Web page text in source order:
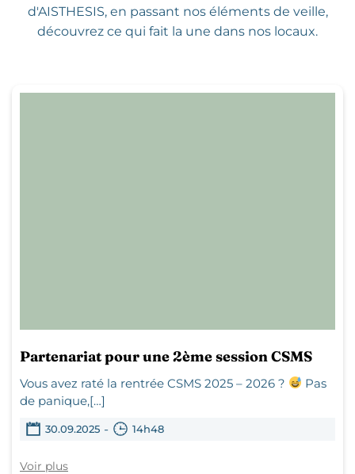
d'AISTHESIS,en passant nos éléments de veille,
découvrez ce qui fait la une dans nos locaux.
Partenariat pour une 2ème session CSMS
Vous avez raté la rentrée CSMS 2025 – 2026 ?
Pas
de panique,[…]
30.09.2025 - 14h48
Voir plus